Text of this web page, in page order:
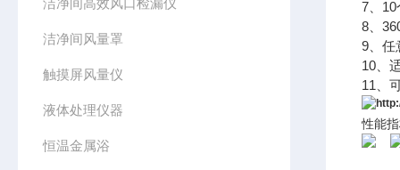
洁净间高效风口检漏仪
洁净间风量罩
触摸屏风量仪
液体处理仪器
恒温金属浴
7、
8、
9、任
10、
11、
性能